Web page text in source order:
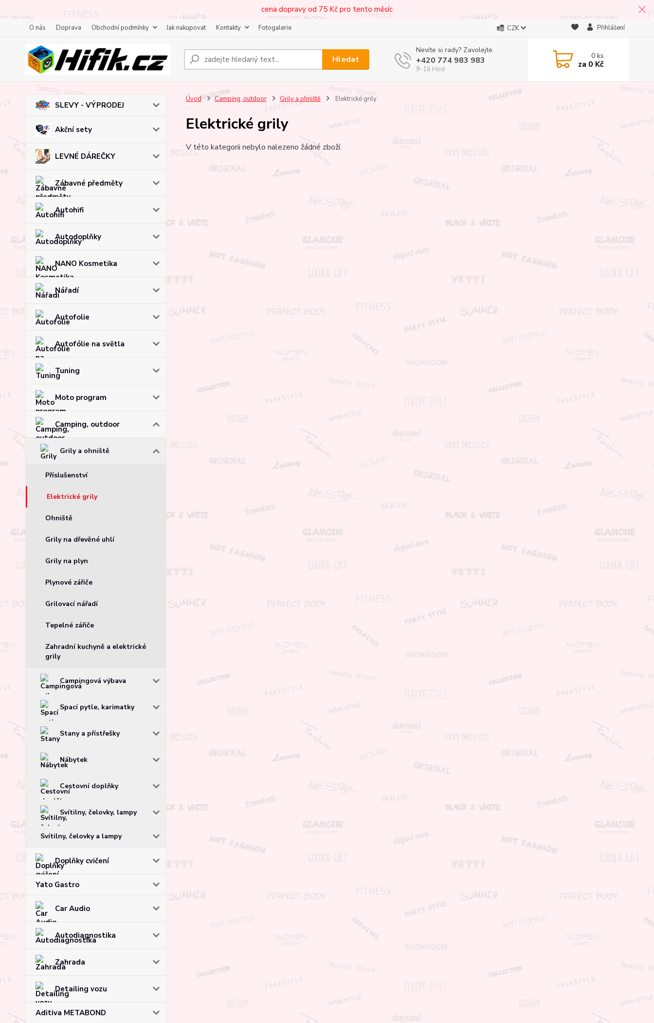
cena dopravy od 75 Kč pro tento měsíc
O nás Doprava Obchodní podmínky Jak nakupovat Kontakty Fotogalerie CZK Přihlášení
Hledat
Nevíte si rady? Zavolejte.
+420 774 983 983
9-16 Hod
0ks
za 0 Kč
SLEVY - VÝPRODEJ
Akční sety
LEVNÉ DÁREČKY
Zábavné předměty
Autohifi
Autodoplňky
NANO Kosmetika
Nářadí
Autofolie
Autofólie na světla
Tuning
Moto program
Camping, outdoor
Grily a ohniště
Příslušenství
Elektrické grily
Ohniště
Grily na dřevěné uhlí
Grily na plyn
Plynové zářiče
Grilovací nářadí
Tepelné zářiče
Zahradní kuchyně a elektrické
grily
Campingová výbava
Spací pytle, karimatky
Stany a přístřešky
Nábytek
Cestovní doplňky
Svítilny, čelovky, lampy
Svítilny, čelovky a lampy
Doplňky cvičení
Yato Gastro
Car Audio
Autodiagnostika
Zahrada
Detailing vozu
Aditiva METABOND
Úvod Camping, outdoor Grily a ohniště Elektrické grily
Elektrické grily
V této kategorii nebylo nalezeno žádné zboží.